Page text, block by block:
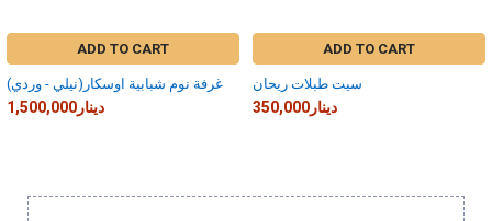
ADD TO CART
غرفة نوم شبابية اوسكار(نيلي - وردي)
1,500,000دينار
ADD TO CART
سيت طبلات ريحان
350,000دينار